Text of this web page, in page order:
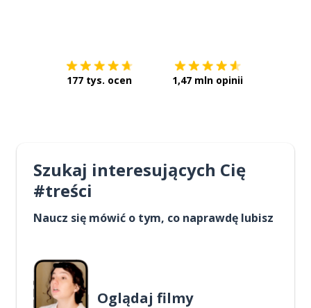
177 tys. ocen 1,47 mln opinii
Szukaj interesujących Cię
#treści
Naucz się mówić o tym, co naprawdę lubisz
Oglądaj filmy